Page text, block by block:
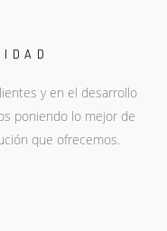
y en el desarrollo
poniendo lo mejor de
que ofrecemos.